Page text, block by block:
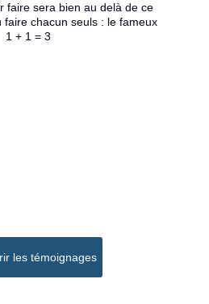
faire sera bien au delà de ce
faire chacun seuls : le fameux
1 + 1 = 3
les témoignages